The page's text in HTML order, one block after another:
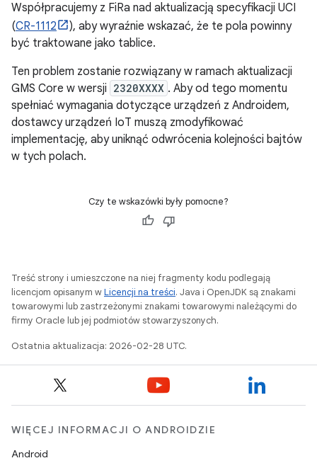
Współpracujemy z FiRa nad aktualizacją specyfikacji UCI
(CR-1112
), aby wyraźnie wskazać, że te pola powinny
być traktowane jako tablice.
Ten problem zostanie rozwiązany w ramach aktualizacji
GMS Core w wersji 2320XXXX . Aby od tego momentu
spełniać wymagania dotyczące urządzeń z Androidem,
dostawcy urządzeń IoT muszą zmodyfikować
implementację, aby uniknąć odwrócenia kolejności bajtów
w tych polach.
Czy te wskazówki były pomocne?
Treść strony i umieszczone na niej fragmenty kodu podlegają
licencjom opisanym wLicencji na treści. Java i OpenJDK są znakami
towarowymi lub zastrzeżonymi znakami towarowymi należącymi do
firmy Oracle lub jej podmiotów stowarzyszonych.
Ostatnia aktualizacja: 2026-02-28 UTC.
WIĘCEJ INFORMACJI O ANDROIDZIE
Android